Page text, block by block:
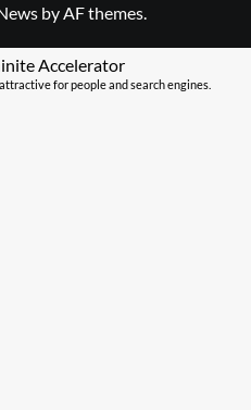
by AF themes.
Accelerator
for people and search engines.